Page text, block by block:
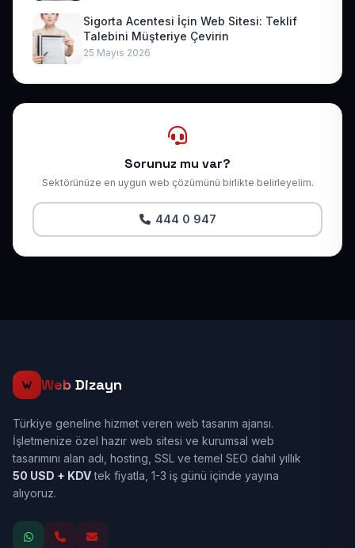
Sigorta Acentesi İçin Web Sitesi: Teklif
Talebini Müşteriye Çevirin
25 Mayıs 2026
Sorunuz mu var?
Sektörünüze en uygun web çözümünü birlikte belirleyelim.
444 0 947
Web Dizayn
Türkiye geneline hizmet veren web tasarım ajansı.
İşletmenize özel hazır web sitesi ve kurumsal web
tasarımını alan adı, hosting, SSL ve temel SEO dahil yıllık
50 USD + KDVtek fiyatla, 1-3 iş günü içinde yayına
alıyoruz.